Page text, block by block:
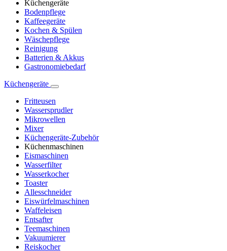
Küchengeräte
Bodenpflege
Kaffeegeräte
Kochen & Spülen
Wäschepflege
Reinigung
Batterien & Akkus
Gastronomiebedarf
Küchengeräte
Fritteusen
Wassersprudler
Mikrowellen
Mixer
Küchengeräte-Zubehör
Küchenmaschinen
Eismaschinen
Wasserfilter
Wasserkocher
Toaster
Allesschneider
Eiswürfelmaschinen
Waffeleisen
Entsafter
Teemaschinen
Vakuumierer
Reiskocher